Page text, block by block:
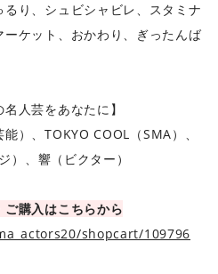
り、シュビシャビレ、スタミナ
ケット、おかわり、ぎったんば
人芸をあなたに】
）、TOKYO COOL（SMA）、
）、響（ビクター）
購入はこちらから
shopcart/109796